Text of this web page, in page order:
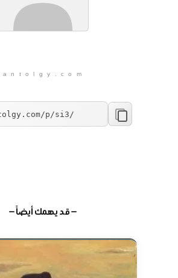
a n t o l g y . c o m
— قد يهمك أيضاً —